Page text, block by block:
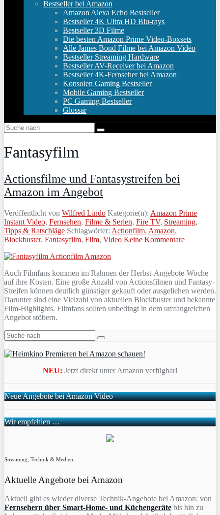
Bestseller bei Amazon
Amazon Alexa Echo Bestseller
Bestseller 4K Ultra HD Blu-rays
Bestseller 3D Filme
Die besten Amazon Prime Video-Boxsets
Alle James Bond Filme bei Amazon Video
Bestseller Streaming Hardware
Bestseller AV-Receiver bei Amazon
Bestseller 4K-Fernseher bei Amazon
Konsolen Gaming Bestseller
Mobile Gaming Bestseller
PC Gaming Bestseller
Glossar
Fantasyfilm
Actionsfilme und Fantasystreifen bei
Amazon im Angebot
Veröffentlicht von Wilfred Lindo Kategorie(n): Amazon Prime
Instant Video, Fernsehen, Filme & Serien, Fire TV, Streaming,
Tipps & Ratschläge Schlagwörter: Actionfilm, Amazon,
Blockbuster, Fantasyfilm, Film, Video Keine Kommentare
Auch Filmfans kommen im Rahmen der Herbst-Angebote-Woche
auf ihre Kosten. Eine große Anzahl von Actionsfilmen und Fantasy-
Streifen können deutlich günstiger gekauft oder ausgeliehen werden.
Darunter sind eine Vielzahl von aktuellen Blockbuster und bekannte
Film-Highlights. Filmfans sollten unbedingt in dem umfangreichen
Angebot stöbern.
NEU: Jetzt direkt unter Amazon verfügbar!
Neue Angebote bei Amazon Video
Wir empfehlen …
Streaming, Technik & Medien
Aktuelle Angebote bei Amazon
Aktuell gibt es wieder diverse Technik-Angebote bei Amazon: von
Fernsehern über Smart-Home- und Küchengeräte bis hin zu